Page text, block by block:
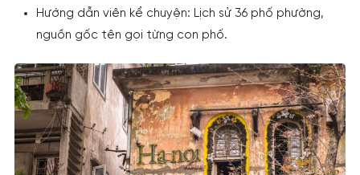
Hướng dẫn viên kể chuyện: Lịch sử 36 phố phường,
nguồn gốc tên gọi từng con phố.